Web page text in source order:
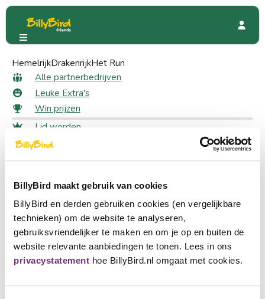
BillyBird maakt gebruik van cookies
BillyBird en derden gebruiken cookies (en vergelijkbare
technieken) om de website te analyseren,
gebruiksvriendelijker te maken en om je op en buiten de
website relevante aanbiedingen te tonen. Lees in ons
privacystatement hoe BillyBird.nl omgaat met cookies.
HemelrijkDrakenrijkHet Run
Alle partnerbedrijven
Leuke Extra's
Win prijzen
Lid worden
Inloggen
Taal kiezen
Nederlands
English
Deutsch
Partner worden
“Bij ons” onder de panne
Promoties
5 likes
“Bij ons” onder de panne
10% korting
Snel naar
Alle partnerbedrijven
Leuke Extra's